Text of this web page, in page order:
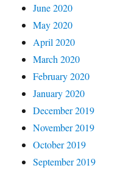
June 2020
May 2020
April 2020
March 2020
February 2020
January 2020
December 2019
November 2019
October 2019
September 2019